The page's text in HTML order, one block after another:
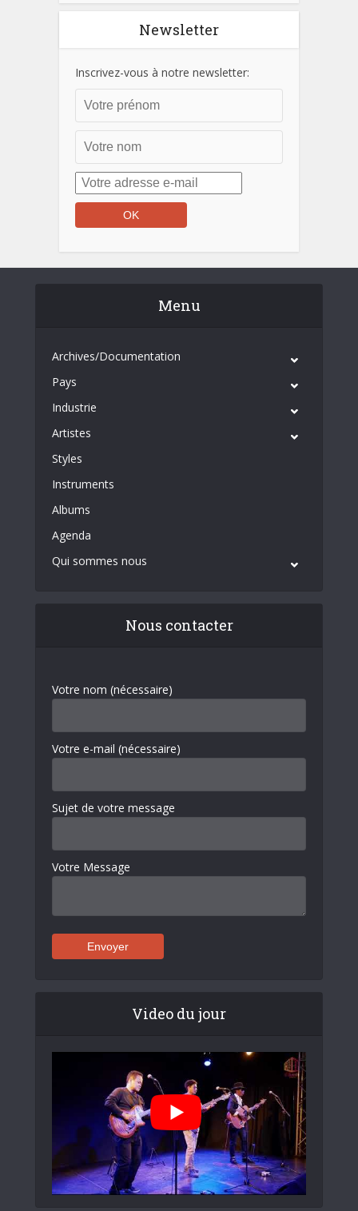
Newsletter
Inscrivez-vous à notre newsletter:
Menu
Archives/Documentation
Pays
Industrie
Artistes
Styles
Instruments
Albums
Agenda
Qui sommes nous
Nous contacter
Votre nom (nécessaire)
Votre e-mail (nécessaire)
Sujet de votre message
Votre Message
Video du jour